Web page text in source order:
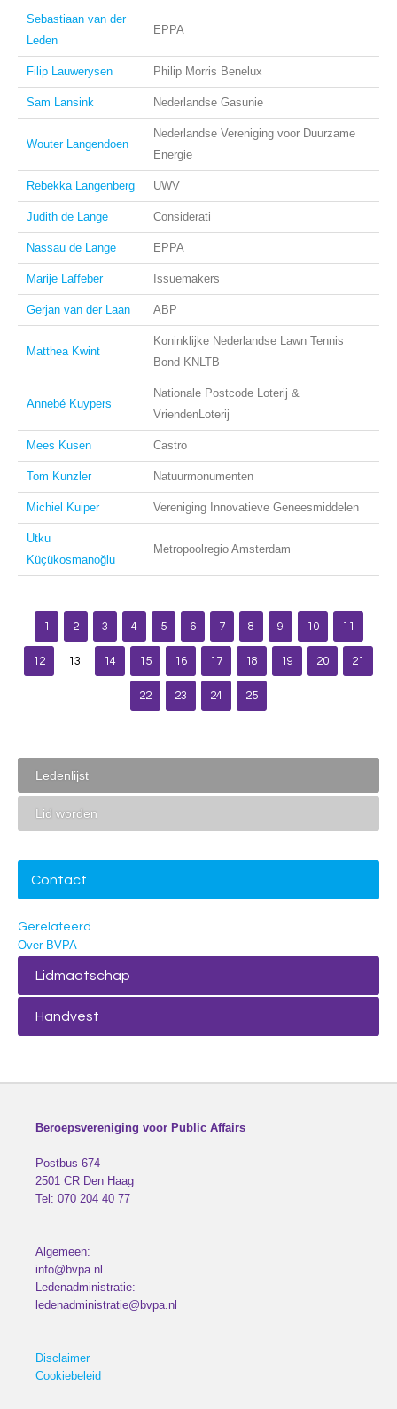
Sebastiaan van der
Leden
EPPA
Filip Lauwerysen Philip Morris Benelux
Sam Lansink Nederlandse Gasunie
Wouter Langendoen
Nederlandse Vereniging voor Duurzame
Energie
Rebekka Langenberg UWV
Judith de Lange Considerati
Nassau de Lange EPPA
Marije Laffeber Issuemakers
Gerjan van der Laan ABP
Matthea Kwint
Koninklijke Nederlandse Lawn Tennis
Bond KNLTB
Annebé Kuypers
Nationale Postcode Loterij &
VriendenLoterij
Mees Kusen Castro
Tom Kunzler Natuurmonumenten
Michiel Kuiper Vereniging Innovatieve Geneesmiddelen
Utku
Küçükosmanoğlu
Metropoolregio Amsterdam
1 2 3 4 5 6 7 8 9 10 11
12 13 14 15 16 17 18 19 20 21
22 23 24 25
Ledenlijst
Lid worden
Contact
Gerelateerd
Over BVPA
Lidmaatschap
Handvest
Beroepsvereniging voor Public Affairs
Postbus 674
2501 CR Den Haag
Tel: 070 204 40 77
Algemeen:
info@bvpa.nl
Ledenadministratie:
ledenadministratie@bvpa.nl
Disclaimer
Cookiebeleid